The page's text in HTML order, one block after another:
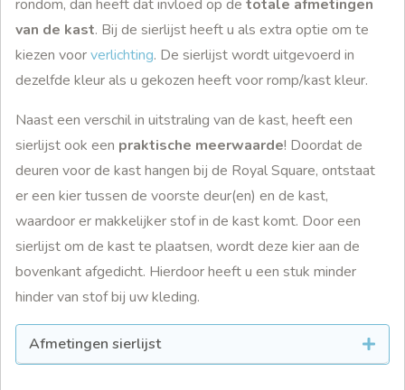
rondom, dan heeft dat invloed op de totale afmetingen
van de kast. Bij de sierlijst heeft u als extra optie om te
kiezen voorverlichting. De sierlijst wordt uitgevoerd in
dezelfde kleur als u gekozen heeft voor romp/kast kleur.
Naast een verschil in uitstraling van de kast, heeft een
sierlijst ook een praktische meerwaarde! Doordat de
deuren voor de kast hangen bij de Royal Square, ontstaat
er een kier tussen de voorste deur(en) en de kast,
waardoor er makkelijker stof in de kast komt. Door een
sierlijst om de kast te plaatsen, wordt deze kier aan de
bovenkant afgedicht. Hierdoor heeft u een stuk minder
hinder van stof bij uw kleding.
Afmetingen sierlijst